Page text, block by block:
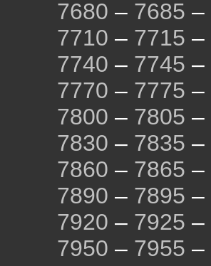
7680 – 7685 –
7710 – 7715 –
7740 – 7745 –
7770 – 7775 –
7800 – 7805 –
7830 – 7835 –
7860 – 7865 –
7890 – 7895 –
7920 – 7925 –
7950 – 7955 –